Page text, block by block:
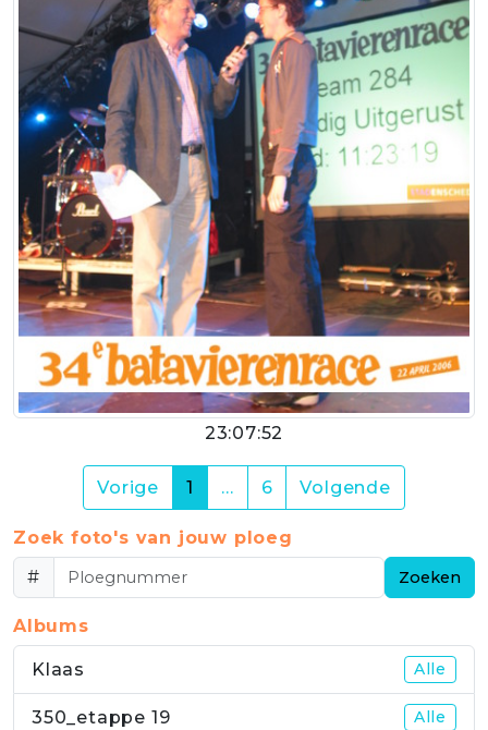
23:07:52
Vorige 1 (current)
… 6 Volgende
Zoek foto's van jouw ploeg
#
Zoeken
Albums
Klaas Alle
350_etappe 19 Alle